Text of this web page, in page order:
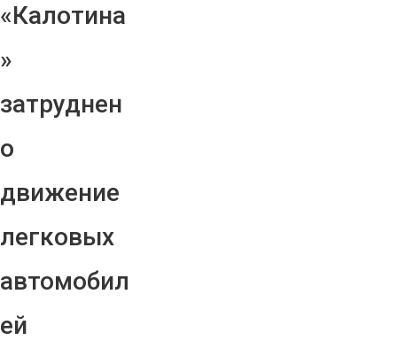
«Калотина
»
затруднен
о
движение
легковых
автомобил
ей